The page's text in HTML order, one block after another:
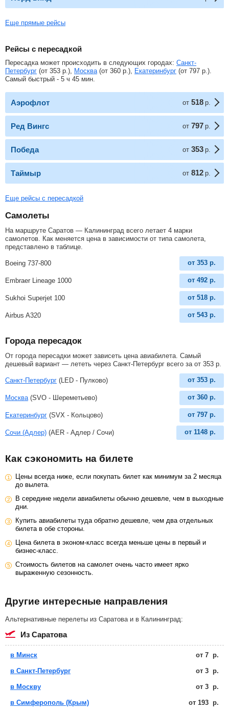
Еще прямые рейсы
Рейсы с пересадкой
Пересадка может происходить в следующих городах: Санкт-
Петербург (от 353 р. ), Москва (от 360 р. ), Екатеринбург (от 797 р. ).
Самый быстрый - 5 ч 45 мин.
Аэрофлот от 518 р.
Ред Вингс от 797 р.
Победа от 353 р.
Таймыр от 812 р.
Еще рейсы с пересадкой
Самолеты
На маршруте Саратов — Калининград всего летает 4 марки
самолетов. Как меняется цена в зависимости от типа самолета,
представлено в таблице.
Boeing 737-800 от 353 р.
Embraer Lineage 1000 от 492 р.
Sukhoi Superjet 100 от 518 р.
Airbus A320 от 543 р.
Города пересадок
От города пересадки может зависеть цена авиабилета. Самый
дешевый вариант — лететь через Санкт-Петербург всего за от 353 р
Санкт-Петербург (LED - Пулково) от 353 р.
Москва (SVO - Шереметьево) от 360 р.
Екатеринбург (SVX - Кольцово) от 797 р.
Сочи (Адлер) (AER - Адлер / Сочи) от 1148 р.
Как сэкономить на билете
Цены всегда ниже, если покупать билет как минимум за 2 месяца
до вылета.
В середине недели авиабилеты обычно дешевле, чем в выходные
дни.
Купить авиабилеты туда обратно дешевле, чем два отдельных
билета в обе стороны.
Цена билета в эконом-класс всегда меньше цены в первый и
бизнес-класс.
Стоимость билетов на самолет очень часто имеет ярко
выраженную сезонность.
Другие интересные направления
Альтернативные перелеты из Саратова и в Калининград:
из Саратова
в Минск от 7 р.
в Санкт-Петербург от 3 р.
в Москву от 3 р.
в Симферополь (Крым) от 193 р.